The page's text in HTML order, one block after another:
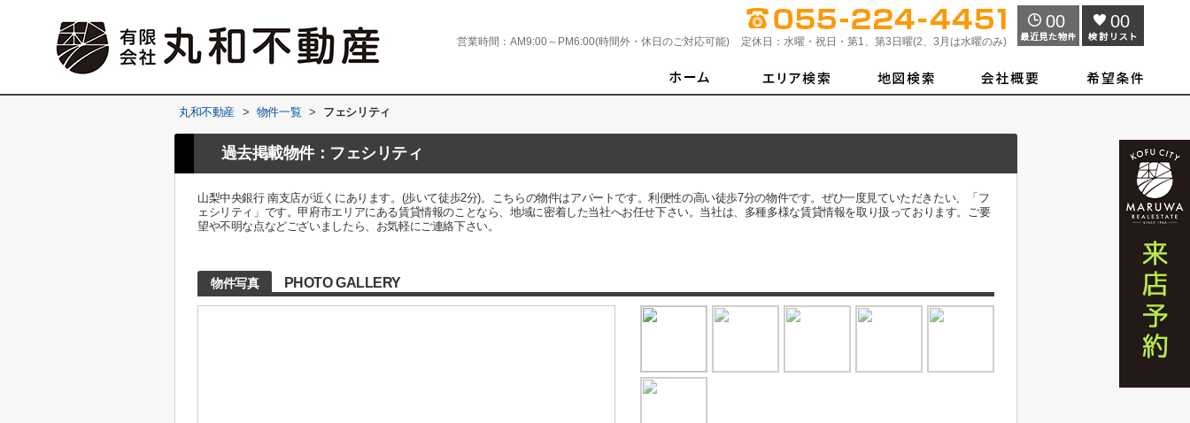
営業時間： AM9:00～PM6:00(時間外・休日のご対応可能) 定休日： 水曜・祝日・第1、第3日曜(2、3月は水曜のみ)
00 00
丸和不動産 > 物件一覧 > フェシリティ
過去掲載物件：フェシリティ
山梨中央銀行 南支店が近くにあります。(歩いて徒歩2分)。こちらの物件はアパートです。利便性の高い徒歩7分の物件です。ぜひ一度見ていただきたい、「フ
ェシリティ」です。甲府市エリアにある賃貸情報のことなら、地域に密着した当社へお任せ下さい。当社は、多種多様な賃貸情報を取り扱っております。ご要
望や不明な点などございましたら、お気軽にご連絡下さい。
物件写真 PHOTO GALLERY